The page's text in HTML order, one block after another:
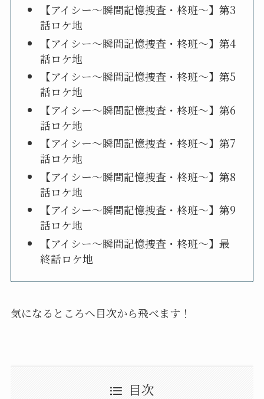
【アイシー～瞬間記憶捜査・柊班～】第3
話ロケ地
【アイシー～瞬間記憶捜査・柊班～】第4
話ロケ地
【アイシー～瞬間記憶捜査・柊班～】第5
話ロケ地
【アイシー～瞬間記憶捜査・柊班～】第6
話ロケ地
【アイシー～瞬間記憶捜査・柊班～】第7
話ロケ地
【アイシー～瞬間記憶捜査・柊班～】第8
話ロケ地
【アイシー～瞬間記憶捜査・柊班～】第9
話ロケ地
【アイシー～瞬間記憶捜査・柊班～】最
終話ロケ地
気になるところへ目次から飛べます！
目次